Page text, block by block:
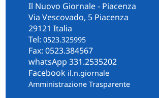
Il Nuovo Giornale - Piacenza
Via Vescovado, 5 Piacenza
29121 Italia
Tel: 0523.325995
Fax: 0523.384567
whatsApp 331.2535202
Facebook il.n.giornale
Amministrazione Trasparente